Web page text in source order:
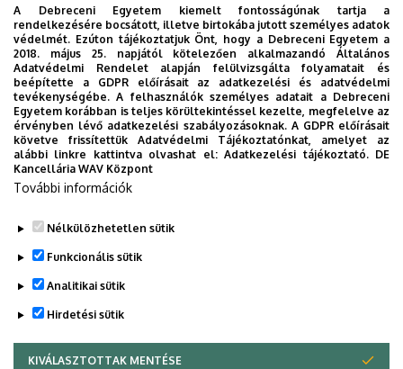
Időpont : 2020. december 11. péntek 16.30
A beszélgetést vezeti: Szőke Gabriella gyógypedagógus
és Berényi András klinikai szakpszichológus.
Dokumentumok
20201211szuloseg_csoport.pdf (192.84 KB)
Last update: 2021. 11. 22. 14:22
A Debreceni Egyetem kiemelt fontosságúnak tartja a
rendelkezésére bocsátott, illetve birtokába jutott személyes adatok
védelmét. Ezúton tájékoztatjuk Önt, hogy a Debreceni Egyetem a
2018. május 25. napjától kötelezően alkalmazandó Általános
Adatvédelmi Rendelet alapján felülvizsgálta folyamatait és
beépítette a GDPR előírásait az adatkezelési és adatvédelmi
tevékenységébe. A felhasználók személyes adatait a Debreceni
Egyetem korábban is teljes körültekintéssel kezelte, megfelelve az
érvényben lévő adatkezelési szabályozásoknak. A GDPR előírásait
követve frissítettük Adatvédelmi Tájékoztatónkat, amelyet az
alábbi linkre kattintva olvashat el:Adatkezelési tájékoztató. DE
Kancellária WAV Központ
További információk
Nélkülözhetetlen sütik
Funkcionális sütik
Analitikai sütik
Hirdetési sütik
KIVÁLASZTOTTAK MENTÉSE
WITHDRAW CONSENT